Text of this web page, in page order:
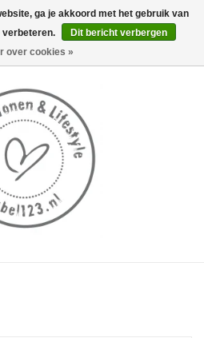
0 Artikelen - €0,00
ga je akkoord met het gebruik van
verbeteren.
Dit bericht verbergen
over cookies »